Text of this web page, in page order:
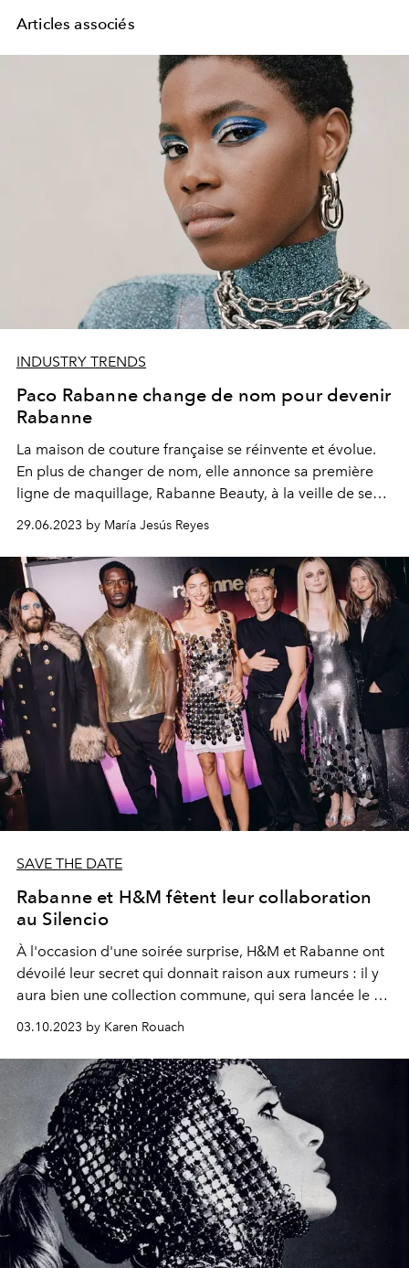
Articles associés
INDUSTRY TRENDS
Paco Rabanne change de nom pour devenir
Rabanne
La maison de couture française se réinvente et évolue.
En plus de changer de nom, elle annonce sa première
ligne de maquillage, Rabanne Beauty, à la veille de ses
29.06.2023 by María Jesús Reyes
SAVE THE DATE
Rabanne et H&M fêtent leur collaboration
au Silencio
À l'occasion d'une soirée surprise, H&M et Rabanne ont
dévoilé leur secret qui donnait raison aux rumeurs : il y
aura bien une collection commune, qui sera lancée le 9
novembre 2023.
03.10.2023 by Karen Rouach